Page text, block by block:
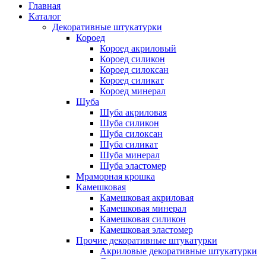
Главная
Каталог
Декоративные штукатурки
Короед
Короед акриловый
Короед силикон
Короед силоксан
Короед силикат
Короед минерал
Шуба
Шуба акриловая
Шуба силикон
Шуба силоксан
Шуба силикат
Шуба минерал
Шуба эластомер
Мраморная крошка
Камешковая
Камешковая акриловая
Камешковая минерал
Камешковая силикон
Камешковая эластомер
Прочие декоративные штукатурки
Акриловые декоративные штукатурки